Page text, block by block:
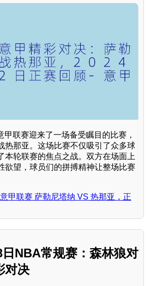
甲联赛迎来了一场备受瞩目的比赛，
热那亚。这场比赛不仅吸引了众多球
本轮联赛的焦点之战。双方在场面上
欲望，球员们的拼搏精神让整场比赛
甲联赛 萨勒尼塔纳 VS 热那亚，正
NBA常规赛：森林狼对
对决